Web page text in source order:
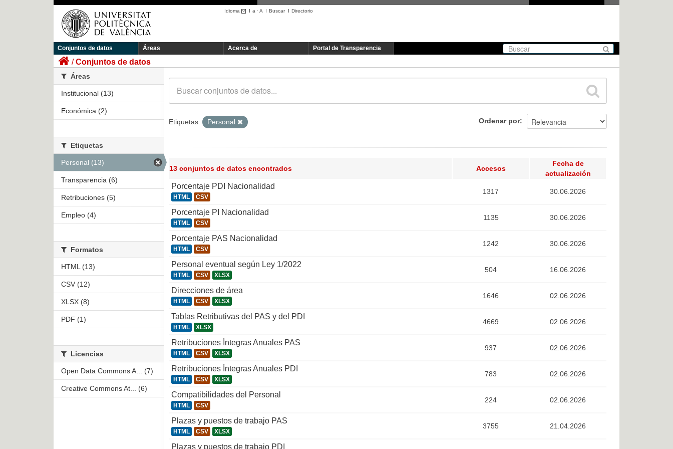
Idioma I a ·A I BuscarI Directorio
Conjuntos de datos Áreas Acerca de Portal de Transparencia
Conjuntos de datos
Ordenar por
Etiquetas: Personal
13 conjuntos de datos encontrados Accesos
Fecha de
actualización
Porcentaje PDI Nacionalidad
HTML CSV
1317 30.06.2026
Porcentaje PI Nacionalidad
HTML CSV
1135 30.06.2026
Porcentaje PAS Nacionalidad
HTML CSV
1242 30.06.2026
Personal eventual según Ley 1/2022
HTML CSV XLSX
504 16.06.2026
Direcciones de área
HTML CSV XLSX
1646 02.06.2026
Tablas Retributivas del PAS y del PDI
HTML XLSX
4669 02.06.2026
Retribuciones Íntegras Anuales PAS
HTML CSV XLSX
937 02.06.2026
Retribuciones Íntegras Anuales PDI
HTML CSV XLSX
783 02.06.2026
Compatibilidades del Personal
HTML CSV
224 02.06.2026
Plazas y puestos de trabajo PAS
HTML CSV XLSX
3755 21.04.2026
Plazas y puestos de trabajo PDI
Áreas
Institucional (13)
Económica (2)
Etiquetas
Personal (13)
Transparencia (6)
Retribuciones (5)
Empleo (4)
Formatos
HTML (13)
CSV (12)
XLSX (8)
PDF (1)
Licencias
Open Data Commons A... (7)
Creative Commons At... (6)